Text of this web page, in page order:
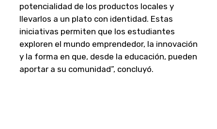
potencialidad de los productos locales y
llevarlos a un plato con identidad. Estas
iniciativas permiten que los estudiantes
exploren el mundo emprendedor, la innovación
y la forma en que, desde la educación, pueden
aportar a su comunidad”, concluyó.